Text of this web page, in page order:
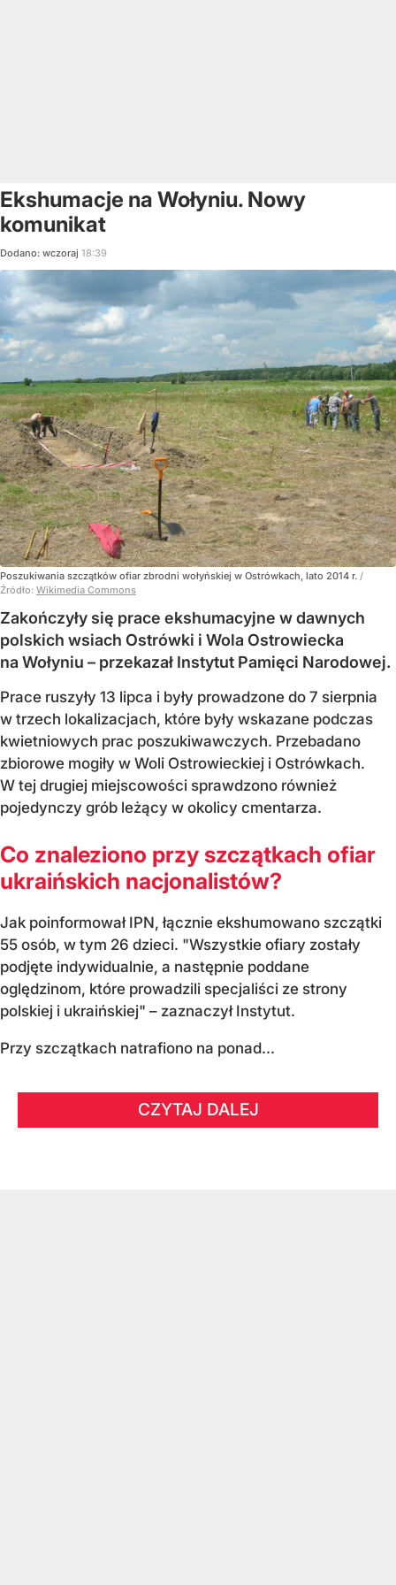
Ekshumacje na Wołyniu. Nowy
komunikat
Dodano: wczoraj 18:39
Poszukiwania szczątków ofiar zbrodni wołyńskiej w Ostrówkach, lato 2014 r. /
Źródło: Wikimedia Commons
Zakończyły się prace ekshumacyjne w dawnych
polskich wsiach Ostrówki i Wola Ostrowiecka
na Wołyniu – przekazał Instytut Pamięci Narodowej.
Prace ruszyły 13 lipca i były prowadzone do 7 sierpnia
w trzech lokalizacjach, które były wskazane podczas
kwietniowych prac poszukiwawczych. Przebadano
zbiorowe mogiły w Woli Ostrowieckiej i Ostrówkach.
W tej drugiej miejscowości sprawdzono również
pojedynczy grób leżący w okolicy cmentarza.
Co znaleziono przy szczątkach ofiar
ukraińskich nacjonalistów?
Jak poinformował IPN, łącznie ekshumowano szczątki
55 osób, w tym 26 dzieci. "Wszystkie ofiary zostały
podjęte indywidualnie, a następnie poddane
oględzinom, które prowadzili specjaliści ze strony
polskiej i ukraińskiej" – zaznaczył Instytut.
Przy szczątkach natrafiono na ponad...
CZYTAJ DALEJ